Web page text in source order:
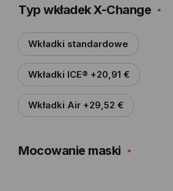
Typ wkładek X-Change
Wkładki standardowe
Wkładki ICE® +20,91 €
Wkładki Air +29,52 €
Mocowanie maski